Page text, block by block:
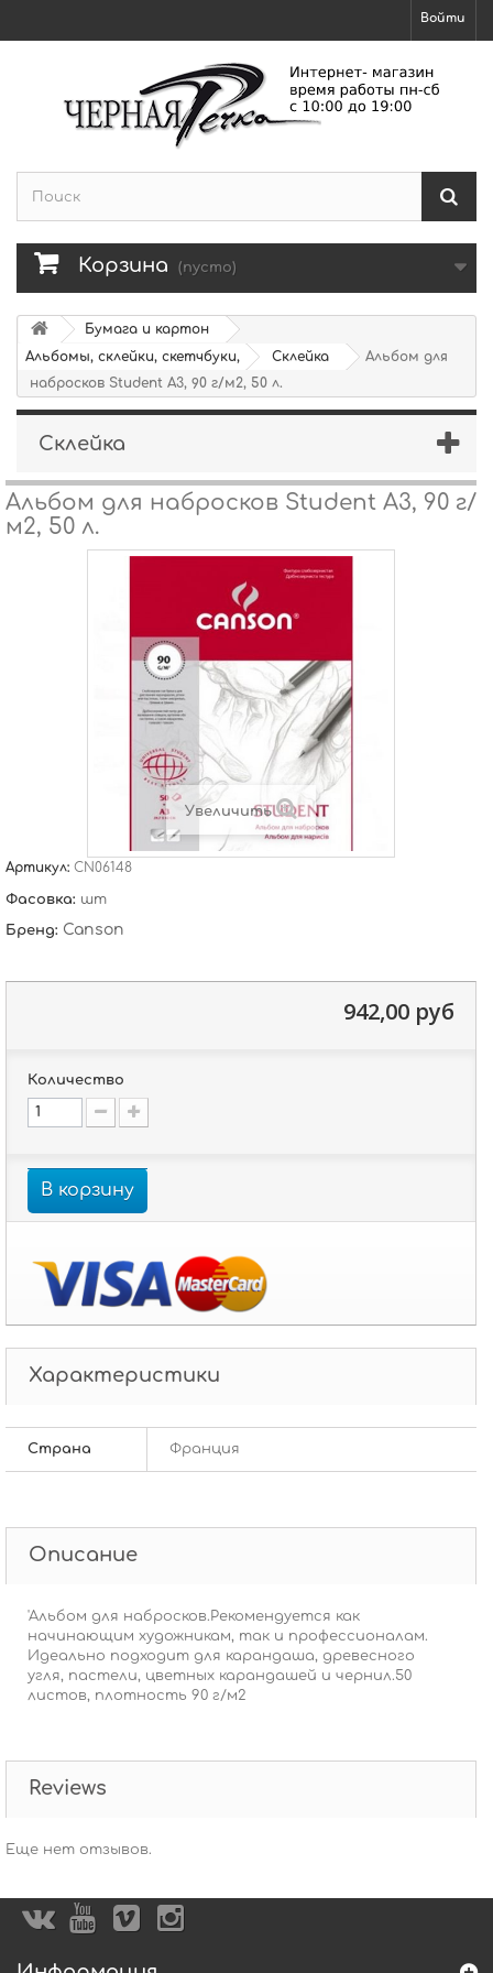
Войти
Корзина (пусто)
Бумага и картон
Альбомы, склейки, скетчбуки,
Склейка
Альбом для
набросков Student A3, 90 г/м2, 50 л.
Склейка
Альбом для набросков Student A3, 90 г/
м2, 50 л.
Увеличить
Артикул: CN06148
Фасовка: шт
Бренд: Canson
942,00 руб
Количество
В корзину
Характеристики
Страна Франция
Описание
'Альбом для набросков.Рекомендуется как
начинающим художникам, так и профессионалам.
Идеально подходит для карандаша, древесного
угля, пастели, цветных карандашей и чернил.50
листов, плотность 90 г/м2
Reviews
Еще нет отзывов.